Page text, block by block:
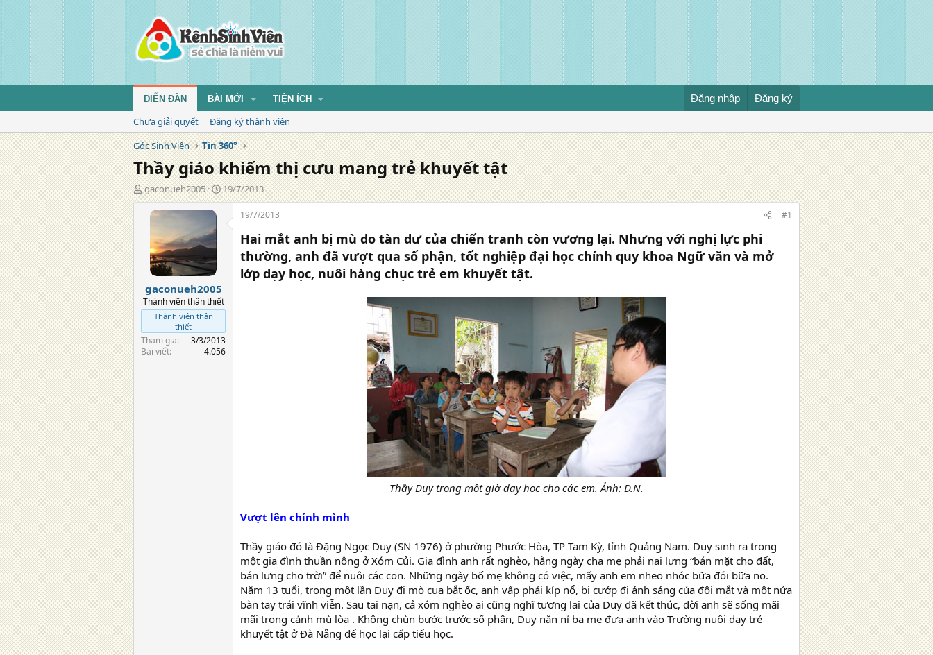
DIỄN ĐÀN BÀI MỚI TIỆN ÍCH Đăng nhập Đăng ký
Chưa giải quyết
Đăng ký thành viên
Góc Sinh Viên
Tin 360°
Thầy giáo khiếm thị cưu mang trẻ khuyết tật
T
á
gaconueh2005
N
g
19/7/2013
gaconueh2005
Thành viên thân thiết
Thành viên thân
thiết
Tham gia
3/3/2013
Bài viết
4.056
19/7/2013 #1
Hai mắt anh bị mù do tàn dư của chiến tranh còn vương lại. Nhưng với nghị lực phi
thường, anh đã vượt qua số phận, tốt nghiệp đại học chính quy khoa Ngữ văn và mở
lớp dạy học, nuôi hàng chục trẻ em khuyết tật.
Thầy Duy trong một giờ dạy học cho các em. Ảnh: D.N.
Vượt lên chính mình
Thầy giáo đó là Đặng Ngọc Duy (SN 1976) ở phường Phước Hòa, TP Tam Kỳ, tỉnh Quảng Nam. Duy sinh ra trong
một gia đình thuần nông ở Xóm Củi. Gia đình anh rất nghèo, hằng ngày cha mẹ phải nai lưng “bán mặt cho đất,
bán lưng cho trời” để nuôi các con. Những ngày bố mẹ không có việc, mấy anh em nheo nhóc bữa đói bữa no.
Năm 13 tuổi, trong một lần Duy đi mò cua bắt ốc, anh vấp phải kíp nổ, bị cướp đi ánh sáng của đôi mắt và một nửa
bàn tay trái vĩnh viễn. Sau tai nạn, cả xóm nghèo ai cũng nghĩ tương lai của Duy đã kết thúc, đời anh sẽ sống mãi
mãi trong cảnh mù lòa . Không chùn bước trước số phận, Duy năn nỉ ba mẹ đưa anh vào Trường nuôi dạy trẻ
khuyết tật ở Đà Nẵng để học lại cấp tiểu học.